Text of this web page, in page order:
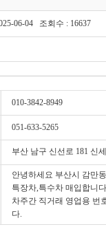
06-04 조회수 : 16637
010-3842-8949
051-633-5265
부산 남구 신선로 181 신
안녕하세요 부산시 감만
특장차,특수차 매입합니
차주간 직거래 영업용 번
다.